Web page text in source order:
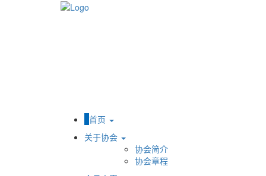
首页
关于协会
协会简介
协会章程